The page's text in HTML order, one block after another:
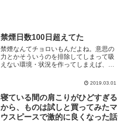
禁煙日数100日超えてた
禁煙なんてチョロいもんだよね。意思の
力とかそういうのを排除してしまって吸
えない環境・状況を作ってしまえば、あ
けで100日以上経ってたので画像UP。
2019.03.01
寝ている間の肩こりがひどすぎる
から、ものは試しと買ってみたマ
ウスピースで激的に良くなった話